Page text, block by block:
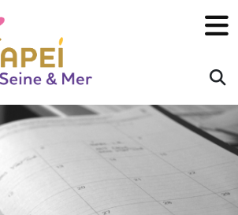
×
OK